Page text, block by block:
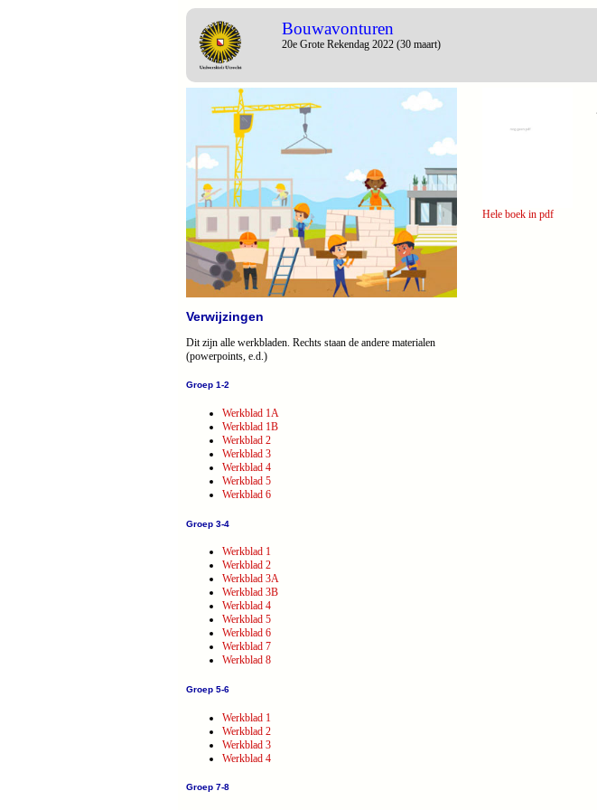
Bouwavonturen
20e Grote Rekendag 2022 (30 maart)
Verwijzingen
Dit zijn alle werkbladen. Rechts staan de andere materialen
(powerpoints, e.d.)
Groep 1-2
Werkblad 1A
Werkblad 1B
Werkblad 2
Werkblad 3
Werkblad 4
Werkblad 5
Werkblad 6
Groep 3-4
Werkblad 1
Werkblad 2
Werkblad 3A
Werkblad 3B
Werkblad 4
Werkblad 5
Werkblad 6
Werkblad 7
Werkblad 8
Groep 5-6
Werkblad 1
Werkblad 2
Werkblad 3
Werkblad 4
Groep 7-8
Hele boek in pdf